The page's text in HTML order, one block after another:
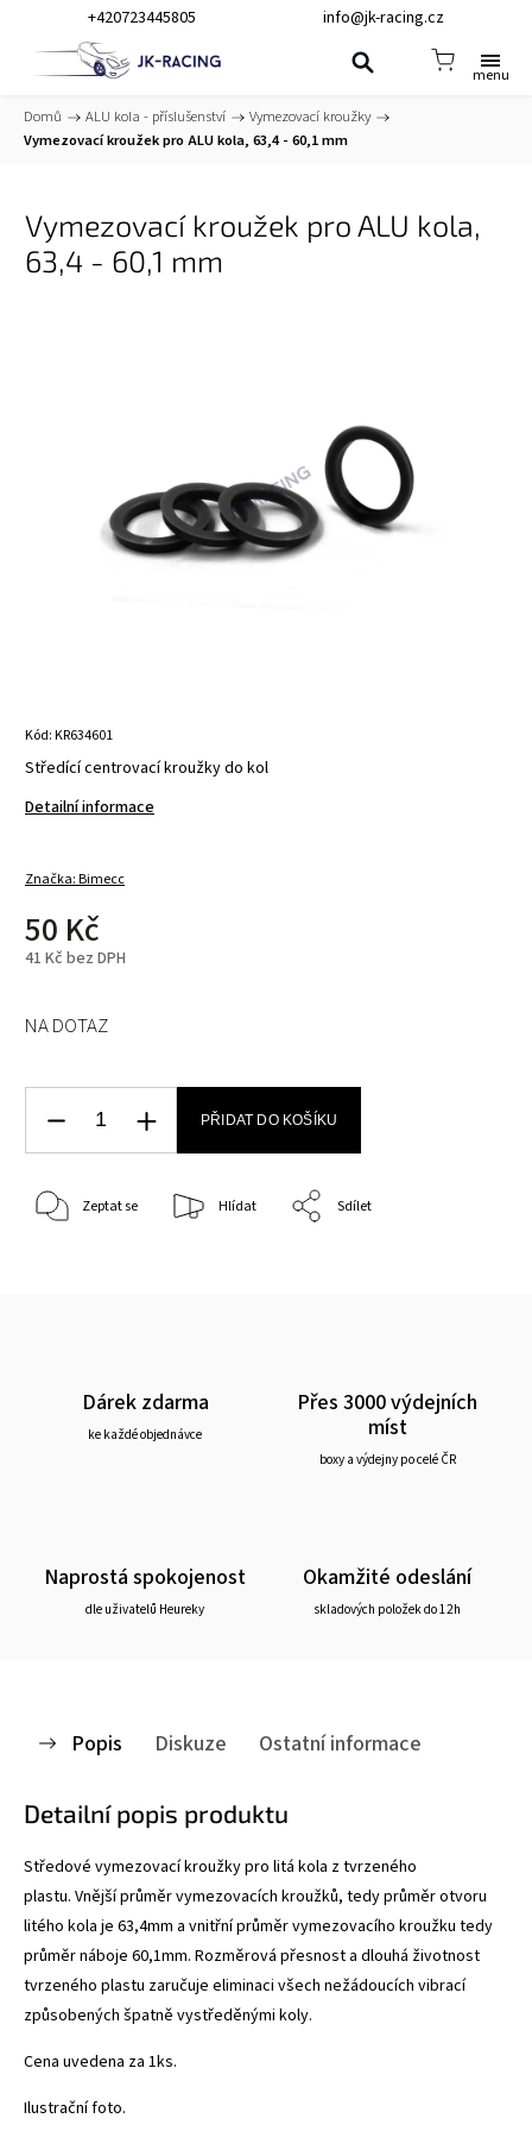
+420723445805 info@jk-racing.cz
Domů / ALU kola - příslušenství / Vymezovací kroužky /
Vymezovací kroužek pro ALU kola, 63,4 - 60,1 mm
Vymezovací kroužek pro ALU kola,
63,4 - 60,1 mm
Kód:KR634601
Středící centrovací kroužky do kol
Detailní informace
Značka:Bimecc
50 Kč
41 Kč bez DPH
NA DOTAZ
PŘIDAT DO KOŠÍKU
Zeptat se Hlídat Sdílet
Dárek zdarma
ke každé objednávce
Přes 3000 výdejních
míst
boxy a výdejny po celé ČR
Naprostá spokojenost
dle uživatelů Heureky
Okamžité odeslání
skladových položek do 12h
Popis Diskuze Ostatní informace
Detailní popis produktu
Středové vymezovací kroužky pro litá kola z tvrzeného
plastu. Vnější průměr vymezovacích kroužků, tedy průměr otvoru
litého kola je 63,4mm a vnitřní průměr vymezovacího kroužku tedy
průměr náboje 60,1mm. Rozměrová přesnost a dlouhá životnost
tvrzeného plastu zaručuje eliminaci všech nežádoucích vibrací
způsobených špatně vystředěnými koly.
Cena uvedena za 1ks.
Ilustrační foto.